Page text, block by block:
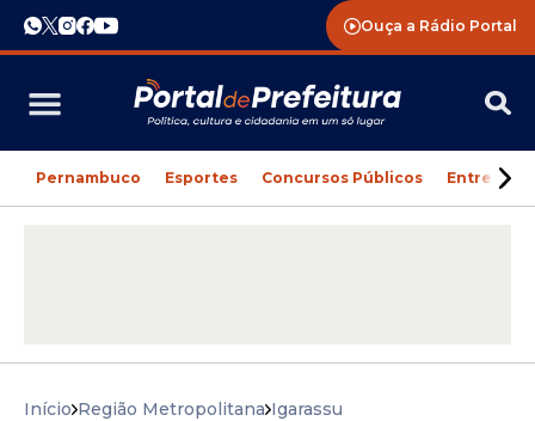
Ouça a Rádio Portal
Pernambuco Esportes Concursos Públicos
Início Região Metropolitana Igarassu